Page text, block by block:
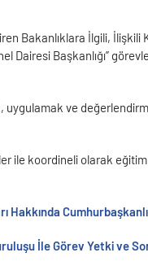
Bakanlıklara İlgili,
Başkanlığı”
uygulamak ve
ile koordineli olarak
İle Görev Yetki ve